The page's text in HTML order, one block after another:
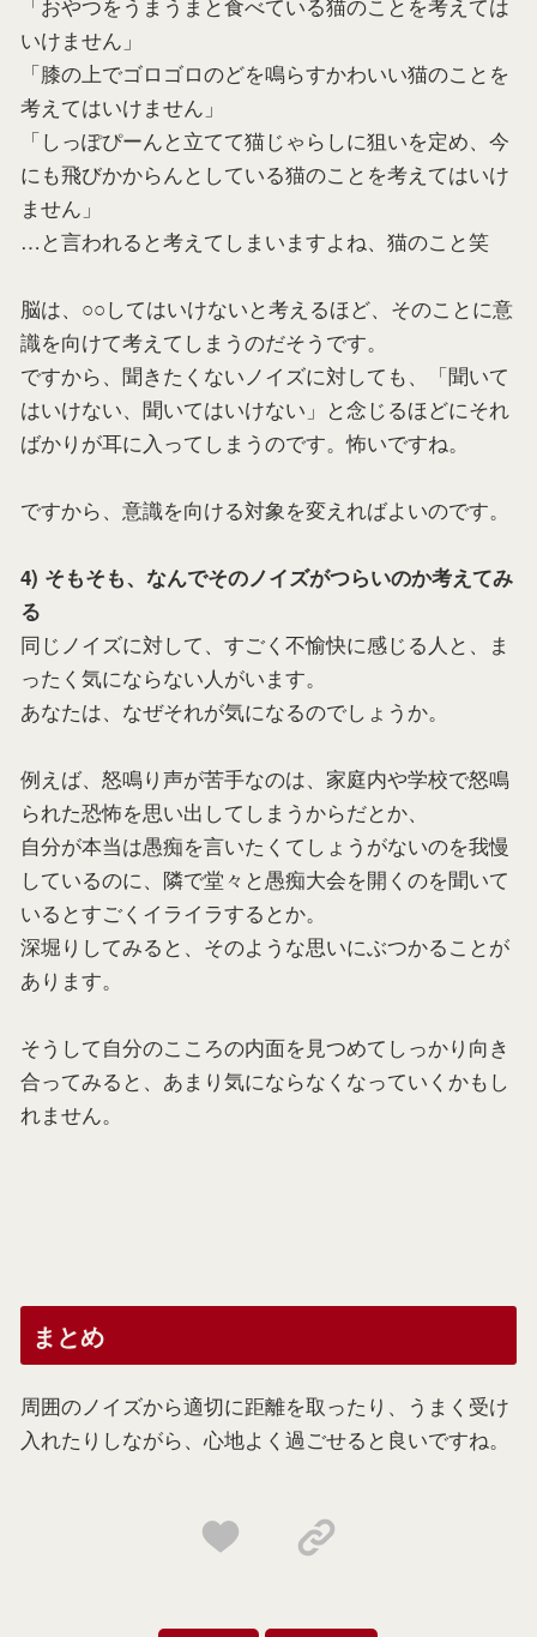
いけません」
「膝の上でゴロゴロのどを鳴らすかわいい猫のことを
考えてはいけません」
「しっぽぴーんと立てて猫じゃらしに狙いを定め、今
にも飛びかからんとしている猫のことを考えてはいけ
ません」
…と言われると考えてしまいますよね、猫のこと笑
脳は、○○してはいけないと考えるほど、そのことに意
識を向けて考えてしまうのだそうです。
ですから、聞きたくないノイズに対しても、「聞いて
はいけない、聞いてはいけない」と念じるほどにそれ
ばかりが耳に入ってしまうのです。怖いですね。
ですから、意識を向ける対象を変えればよいのです。
4) そもそも、なんでそのノイズがつらいのか考えてみ
る
同じノイズに対して、すごく不愉快に感じる人と、ま
ったく気にならない人がいます。
あなたは、なぜそれが気になるのでしょうか。
例えば、怒鳴り声が苦手なのは、家庭内や学校で怒鳴
られた恐怖を思い出してしまうからだとか、
自分が本当は愚痴を言いたくてしょうがないのを我慢
しているのに、隣で堂々と愚痴大会を開くのを聞いて
いるとすごくイライラするとか。
深堀りしてみると、そのような思いにぶつかることが
あります。
そうして自分のこころの内面を見つめてしっかり向き
合ってみると、あまり気にならなくなっていくかもし
れません。
まとめ
周囲のノイズから適切に距離を取ったり、うまく受け
入れたりしながら、心地よく過ごせると良いですね。